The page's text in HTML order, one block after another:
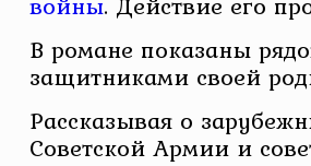
В романе показаны
защитниками своей
Рассказывая о
Советской Армии и